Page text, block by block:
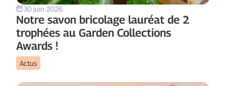
30 juin 2026
Notre savon bricolage lauréat de 2
trophées au Garden Collections
Awards !
Actus